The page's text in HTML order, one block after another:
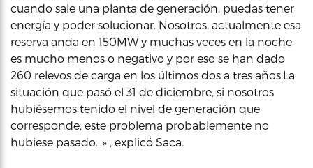
cuando sale una planta de generación, puedas tener
energía y poder solucionar. Nosotros, actualmente esa
reserva anda en 150MW y muchas veces en la noche
es mucho menos o negativo y por eso se han dado
260 relevos de carga en los últimos dos a tres años.La
situación que pasó el 31 de diciembre, si nosotros
hubiésemos tenido el nivel de generación que
corresponde, este problema probablemente no
hubiese pasado…» , explicó Saca.